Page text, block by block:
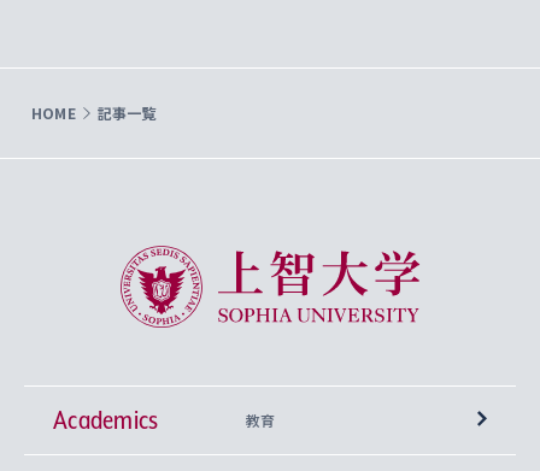
HOME 記事一覧
上智大学 Sophia University
Academics 教育